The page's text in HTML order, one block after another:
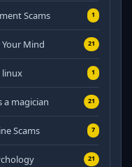
Scams 1
Mind 21
linux 1
a magician 21
Scams 7
21